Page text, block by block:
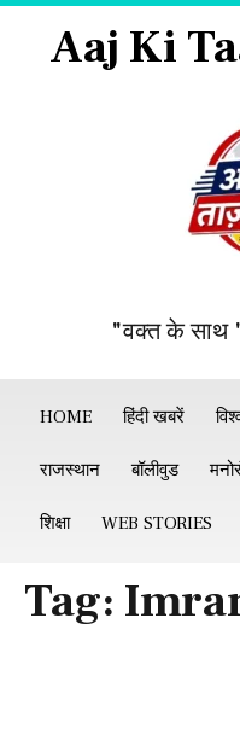
Aaj Ki
"वक्त के साथ
HOME हिंदी खबरें
राजस्थान बॉलीवुड
शिक्षा WEB STORIES
Tag: